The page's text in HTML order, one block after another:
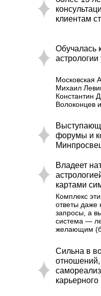
клиентам
форумы и
Обучалась
Московская
Михаил
Константин
Волоконцев
Комплекс
ответы даже
запросы, а
система —
желающим
Владеет
картами
Сильна в
Сведения об образовательной
Договор оферты (Консультация)
Политика возврата денежных
Договор оферты (Обучение)
Политика конфиденциальности